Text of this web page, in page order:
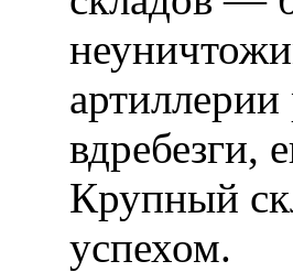
артиллерии
вдребезги,
Крупный
успехом.